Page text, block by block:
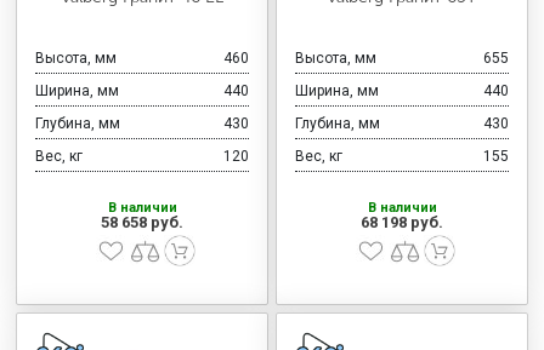
Высота, мм
460
Ширина, мм
440
Глубина, мм
430
Вес, кг
120
В наличии
58 658 руб.
Высота, мм
655
Ширина, мм
440
Глубина, мм
430
Вес, кг
155
В наличии
68 198 руб.